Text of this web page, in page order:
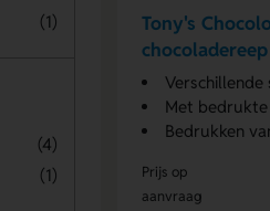
Tony's
chocoladereep
Verschillende
Met
Bedrukken
Prijs op
aanvraag
(1)
(4)
(1)